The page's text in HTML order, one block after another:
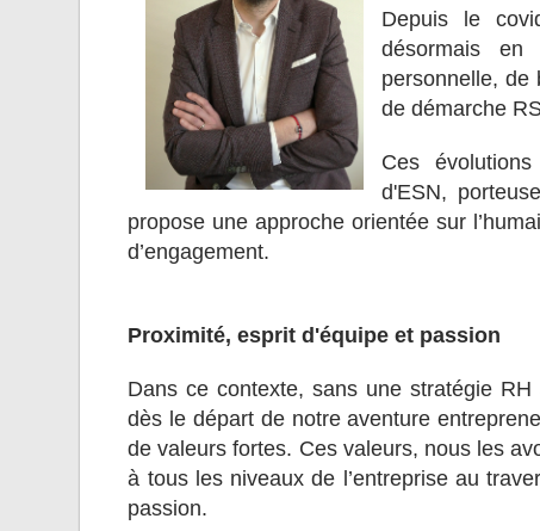
Depuis le
désormais
personnelle, de
de démarche
Ces
d'ESN,
propose une approche orientée sur
d’engagement.
Proximité, esprit d'équipe et passion
Dans ce contexte, sans une stratégie
dès le départ de notre aventure
de valeurs fortes. Ces valeurs, nous les
à tous les niveaux de l’entreprise au
passion.